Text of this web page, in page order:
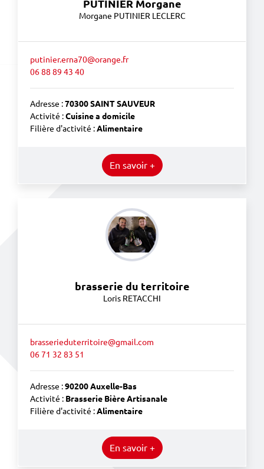
PUTINIER Morgane
Morgane PUTINIER LECLERC
putinier.erna70@orange.fr
06 88 89 43 40
Adresse :70300 SAINT SAUVEUR
Activité :Cuisine a domicile
Filière d'activité :Alimentaire
En savoir +
brasserie du territoire
Loris RETACCHI
brasserieduterritoire@gmail.com
06 71 32 83 51
Adresse :90200 Auxelle-Bas
Activité : Brasserie Bière Artisanale
Filière d'activité :Alimentaire
En savoir +